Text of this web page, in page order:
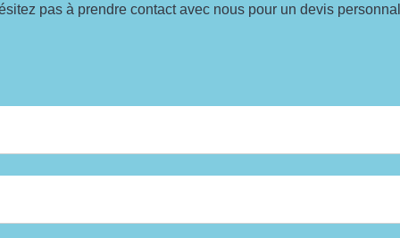
pas à prendre contact avec nous pour un devis